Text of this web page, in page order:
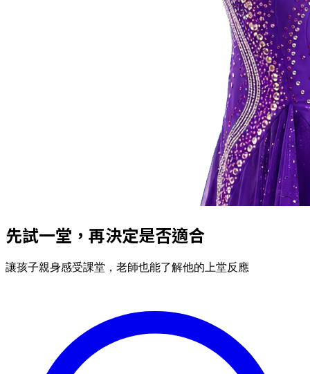
先試一堂，再決定是否適合
讓孩子親身感受課堂，老師也能了解他的上堂反應